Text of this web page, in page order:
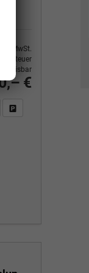
€
19% MwSt.
Sie anFahrzeugexposé drucken